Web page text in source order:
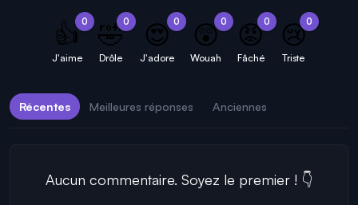
0
👍
J'aime
0
🤣
Drôle
0
😍
J'adore
0
😲
Wouah
0
😡
Fâché
0
😢
Triste
Récentes Meilleures réponses Anciennes
Aucun commentaire. Soyez le premier ! 👇